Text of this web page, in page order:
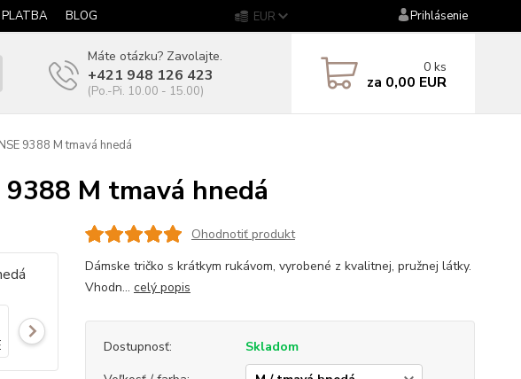
BLOG EUR Prihlásenie
Máte otázku? Zavolajte.
+421 948 126 423
(Po.-Pi. 10.00 - 15.00)
0 ks
za 0,00 EUR
9388 M tmavá hnedá
M tmavá hnedá
Ohodnotiť produkt
Dámske tričko s krátkym rukávom, vyrobené z kvalitnej, pružnej látky.
Vhodn... celý popis
Dostupnosť:
Skladom